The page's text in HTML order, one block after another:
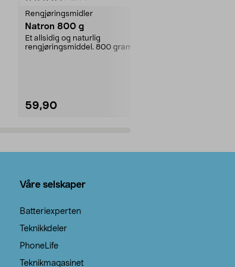
Rengjøringsmidler
Natron 800 g
Et allsidig og naturlig
rengjøringsmiddel. 800 gram
59,90
Våre selskaper
Batteriexperten
Teknikkdeler
PhoneLife
Teknikmagasinet